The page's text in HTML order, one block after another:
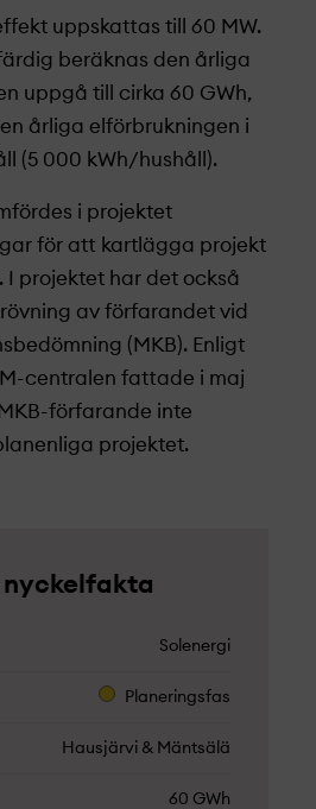
uppskattas till 60 MW.
beräknas den årliga
uppgå till cirka 60 GWh,
årliga elförbrukningen i
(5 000 kWh/hushåll).
s i projekt­et
för att kartlägga projekt­
I projekt­et har det också
av förfarandet vid
(MKB). Enligt
centralen fattade i maj
förfarande inte
projekt­et.
nyckelfakta
Solenergi
Planeringsfas
Hausjärvi & Mäntsälä
60 GWh